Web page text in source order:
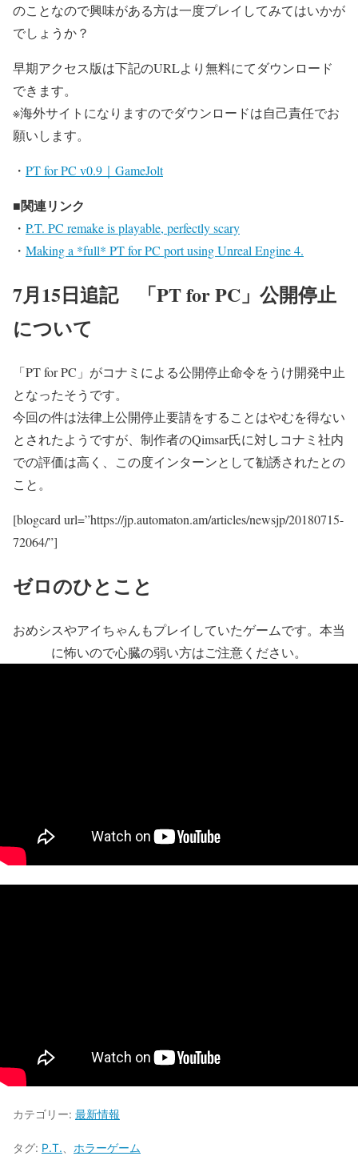
のことなので興味がある方は一度プレイしてみてはいかが
でしょうか？
早期アクセス版は下記のURLより無料にてダウンロード
できます。
※海外サイトになりますのでダウンロードは自己責任でお
願いします。
・ PT for PC v0.9｜GameJolt
■関連リンク
・ P.T. PC remake is playable, perfectly scary
・ Making a *full* PT for PC port using Unreal Engine 4.
7月15日追記 「PT for PC」公開停止
について
「PT for PC」がコナミによる公開停止命令をうけ開発中止
となったそうです。
今回の件は法律上公開停止要請をすることはやむを得ない
とされたようですが、制作者のQimsar氏に対しコナミ社内
での評価は高く、この度インターンとして勧誘されたとの
こと。
[blogcard url=”https://jp.automaton.am/articles/newsjp/20180715-
72064/”]
ゼロのひとこと
おめシスやアイちゃんもプレイしていたゲームです。本当
に怖いので心臓の弱い方はご注意ください。
カテゴリー: 最新情報
タグ: P.T. ホラーゲーム